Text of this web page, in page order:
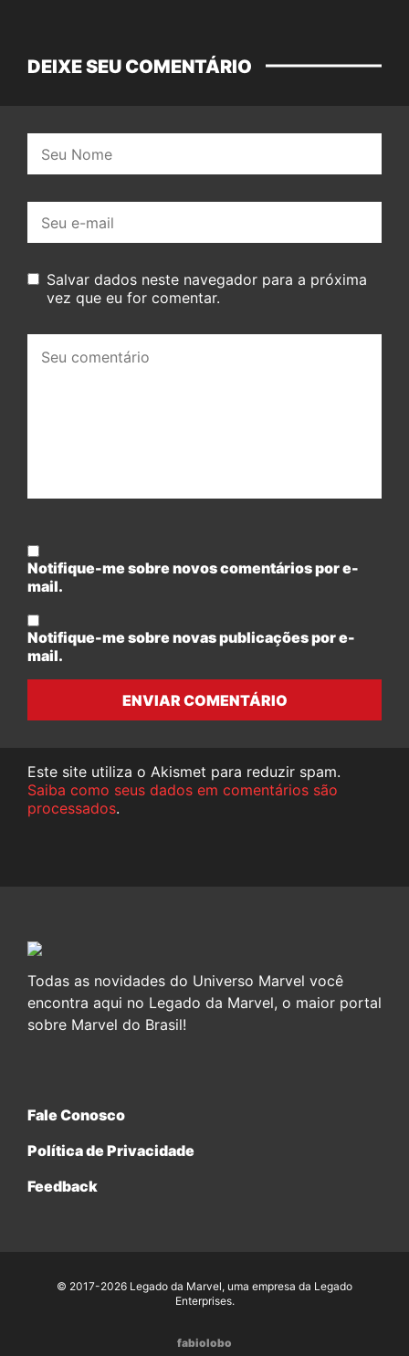
DEIXE SEU COMENTÁRIO
mail:
Salvar dados neste navegador para a próxima
vez que eu for comentar.
comentário:
Notifique-me sobre novos comentários por e-
mail.
Notifique-me sobre novas publicações por e-
mail.
ENVIAR COMENTÁRIO
Este site utiliza o Akismet para reduzir spam.
Saiba como seus dados em comentários são
processados.
Todas as novidades do Universo Marvel você
encontra aqui no Legado da Marvel, o maior portal
sobre Marvel do Brasil!
Fale Conosco
Política de Privacidade
Feedback
© 2017-2026 Legado da Marvel, uma empresa da Legado
Enterprises.
fabiolobo